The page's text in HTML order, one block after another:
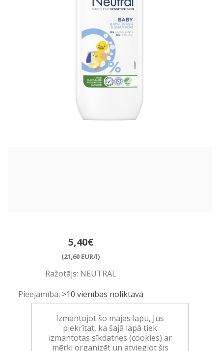
5,40€
(21,60 EUR/l)
Ražotājs: NEUTRAL
Pieejamība: >10 vienības noliktavā
Art.: 285110
EAN: 8720181537851
Izmantojot šo mājas lapu, Jūs
piekrītat, ka šajā lapā tiek
izmantotas sīkdatnes (cookies) ar
mērķi organizēt un atvieglot šis